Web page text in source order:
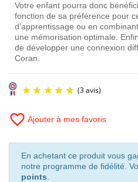
Votre enfant pourra donc
fonction de sa préférence pour
d’apprentissage ou en
une mémorisation optimale.
de développer une connexion
Coran.
favorite_border Ajouter à mes favoris
En achetant ce produit vous
notre programme de fidélité.
points